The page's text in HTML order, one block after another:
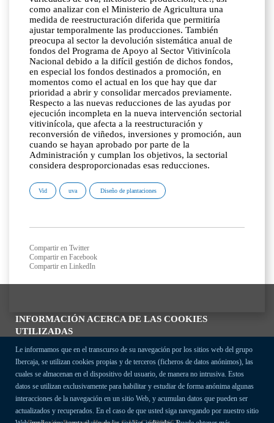
INFORMACIÓN ACERCA DE LAS COOKIES
UTILIZADAS
Le informamos que en el transcurso de su navegación por los sitios web del grupo
Ibercaja, se utilizan cookies propias y de terceros (ficheros de datos anónimos), las
cuales se almacenan en el dispositivo del usuario, de manera no intrusiva. Estos
datos se utilizan exclusivamente para habilitar y estudiar de forma anónima algunas
interacciones de la navegación en un sitio Web, y acumulan datos que pueden ser
actualizados y recuperados. En el caso de que usted siga navegando por nuestro sitio
como analizar con el Ministerio de Agricultura una
medida de reestructuración diferida que permitiría
ajustar temporalmente las producciones. También
preocupa al sector la devolución sistemática anual de
fondos del Programa de Apoyo al Sector Vitivinícola
Nacional debido a la difícil gestión de dichos fondos,
en especial los fondos destinados a promoción, en
momentos como el actual en los que hay que dar
prioridad a abrir y consolidar mercados previamente.
Respecto a las nuevas reducciones de las ayudas por
ejecución incompleta en la nueva intervención sectorial
vitivinícola, que afecta a la reestructuración y
reconversión de viñedos, inversiones y promoción, aun
cuando se hayan aprobado por parte de la
Administración y cumplan los objetivos, la sectorial
considera desproporcionadas esas reducciones.
Vid uva Diseño de plantaciones
Compartir en Twitter
Compartir en Facebook
Compartir en LinkedIn